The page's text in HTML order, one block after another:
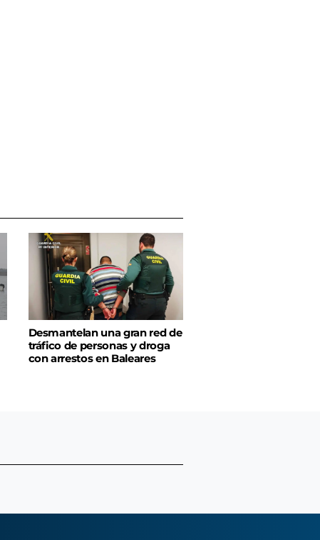
Desmantelan una gran red de
tráfico de personas y droga
con arrestos en Baleares